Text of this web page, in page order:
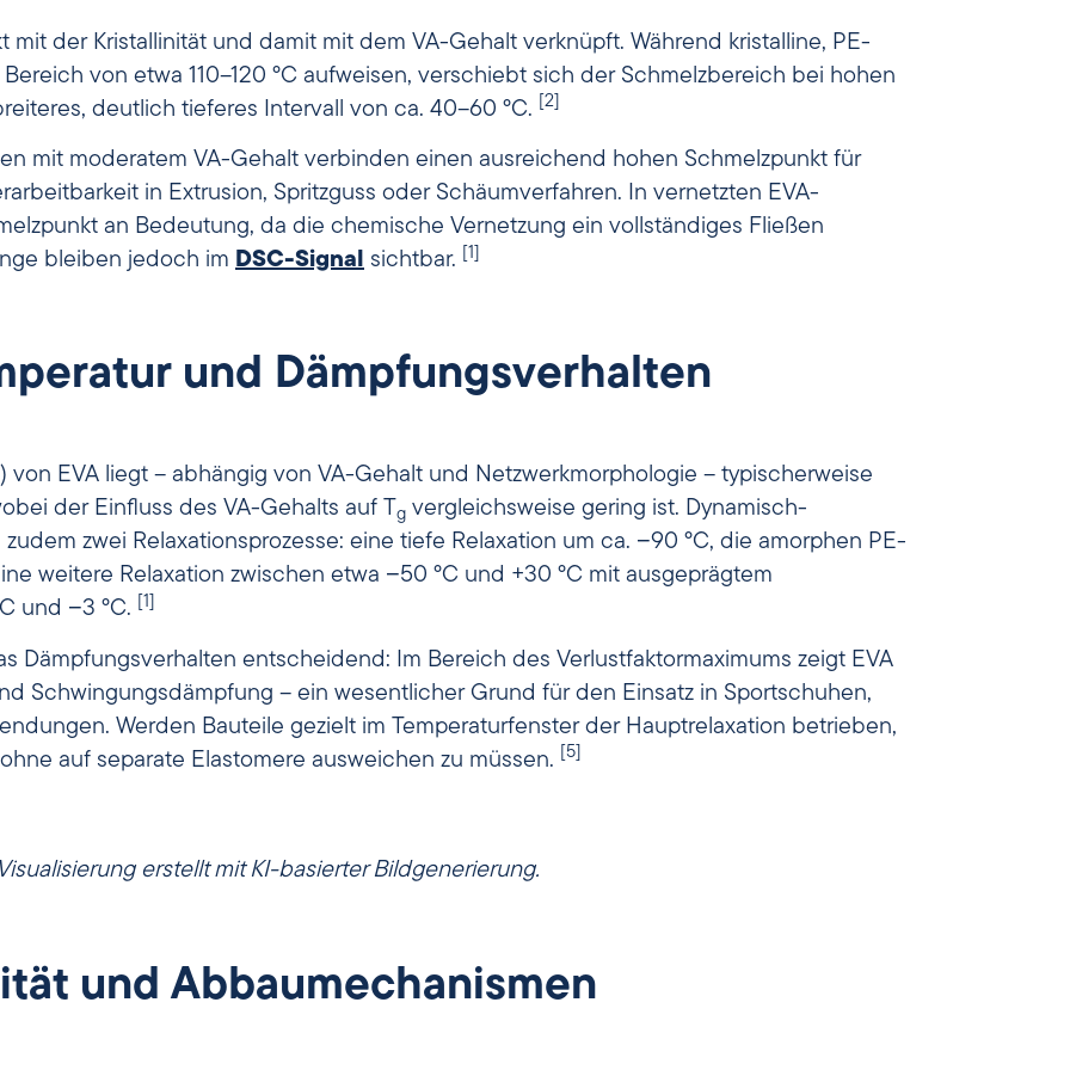
mit der Kristallinität und damit mit dem VA-Gehalt verknüpft. Während kristalline, PE-
von etwa 110–120 °C aufweisen, verschiebt sich der Schmelzbereich bei hohen
deutlich tieferes Intervall von ca. 40–60 °C.
[2]
mit moderatem VA-Gehalt verbinden einen ausreichend hohen Schmelzpunkt für
in Extrusion, Spritzguss oder Schäumverfahren. In vernetzten EVA-
an Bedeutung, da die chemische Vernetzung ein vollständiges Fließen
bleiben jedoch im DSC-Signal sichtbar. [1]
und Dämpfungsverhalten
) von EVA liegt – abhängig von VA-Gehalt und Netzwerkmorphologie – typischerweise
der Einfluss des VA-Gehalts auf T g vergleichsweise gering ist. Dynamisch-
zwei Relaxationsprozesse: eine tiefe Relaxation um ca. −90 °C, die amorphen PE-
weitere Relaxation zwischen etwa −50 °C und +30 °C mit ausgeprägtem
und −3 °C.
[1]
Dämpfungsverhalten entscheidend: Im Bereich des Verlustfaktormaximums zeigt EVA
Schwingungsdämpfung – ein wesentlicher Grund für den Einsatz in Sportschuhen,
Werden Bauteile gezielt im Temperaturfenster der Hauptrelaxation betrieben,
auf separate Elastomere ausweichen zu müssen.
[5]
erstellt mit KI-basierter Bildgenerierung.
und Abbaumechanismen